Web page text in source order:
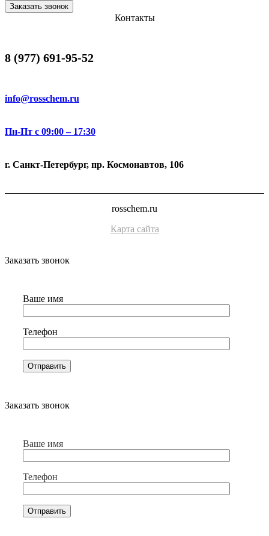
Заказать звонок
Контакты
8 (977) 691-95-52
info@rosschem.ru
Пн-Пт с 09:00 – 17:30
г. Санкт-Петербург, пр. Космонавтов, 106
rosschem.ru
Карта сайта
Заказать звонок
Ваше имя
Телефон
Заказать звонок
Ваше имя
Телефон